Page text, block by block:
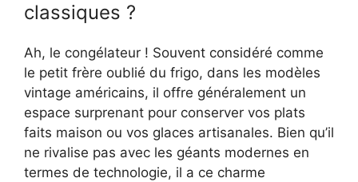
classiques ?
Ah, le congélateur ! Souvent considéré comme
le petit frère oublié du frigo, dans les modèles
vintage américains, il offre généralement un
espace surprenant pour conserver vos plats
faits maison ou vos glaces artisanales. Bien qu’il
ne rivalise pas avec les géants modernes en
termes de technologie, il a ce charme